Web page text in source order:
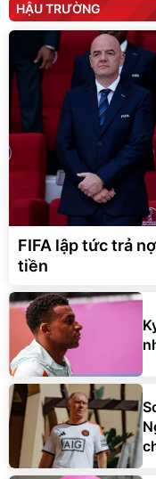
HẬU TRƯỜNG
FIFA lập tức trả
tiền